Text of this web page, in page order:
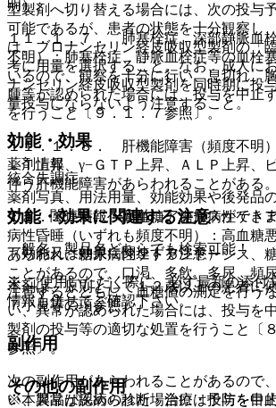
明）。
１１．１．７． 肺塞栓症、深部静脈血
不明）：肺塞栓症、静脈血栓症等の血栓
いるので、観察を十分に行い、息切れ、
腫等が認められた場合には、投与を中止
を行うこと〔９．１．７参照〕。
１１．１．８． 肝機能障害（頻度不明
ＬＴ上昇、γ−ＧＴＰ上昇、ＡＬＰ上昇、
伴う肝機能障害があらわれることがある。
１１．１．９． 高血糖、糖尿病性ケト
病性昏睡（いずれも頻度不明）：高血糖
あらわれ、糖尿病性ケトアシドーシス、
ことがあるので、口渇、多飲、多尿、頻
注意するとともに、血糖値の測定を行う
い、異常が認められた場合には、投与を
製剤の投与等の適切な処置を行うこと〔
参照〕。
その他の副作用
型製剤へ切り替える場合には、次の投与
可能であるが、患者の状態を十分観察し
は、ブロナンセリン経皮吸収型製剤の「
考に用量を選択すること。なお、成人に
ナンセリン経皮吸収型製剤を同時期に投
量投与にならないよう注意すること。
効能・効果
統合失調症。
効能・効果に関連する注意
（効能又は効果に関連する注意）
本剤は、原則として１２歳以上の患者に
７小児等の項参照〕。
副作用
次の副作用があらわれることがあるので
い、異常が認められた場合には投与を中
薬剤情報
薬剤写真、用法用量、効能効果や後発品
でき、関連情報へ簡単にアクセスができ
一般名、製品名どちらでも検索可能！
※ ご使用いただく際に、必ず最新の添付
情報も併せてご確認下さい。
※本製品は疾病の診断・治療・予防を目